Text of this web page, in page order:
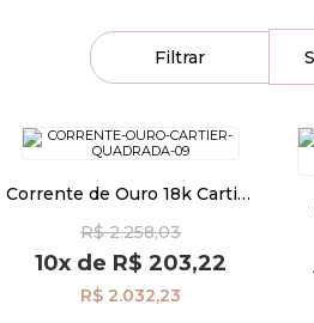
Filtrar
Corrente de Ouro 18k Cartier
co02213
R$ 2.258,03
10x de R$ 203,22
R$ 2.032,23
Pulseiras